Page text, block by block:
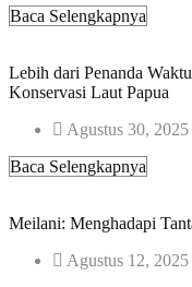
Baca Selengkapnya
Lebih dari Penanda
Konservasi Laut Papua
Agustus 30, 2025
Baca Selengkapnya
Meilani: Menghadapi
Agustus 12, 2025